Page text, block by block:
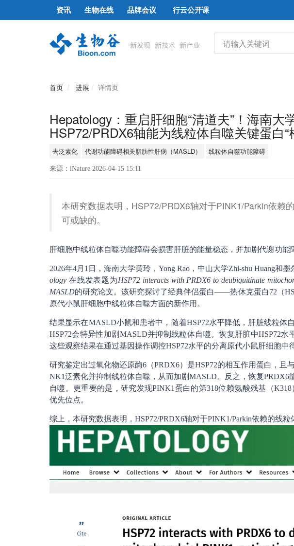
资讯 生物在线 品牌会议 行云公开课
首页 进展 详情页
Hepatology：重启肝细胞“清道夫”！海南大
HSP72/PRDX6轴能为线粒体自噬关键蛋白“
去泛素化 代谢功能障碍相关脂肪性肝病（MASLD） 线粒体自噬功能障碍
来源：iNature 2026-04-15 15:11
本研究数据表明，HSP72/PRDX6轴对于PINK1/Parkin依赖
可或缺的。
肝细胞中线粒体自噬功能障碍会损害肝脏的能量稳态，并加剧代谢功能
2026年4月1日，海南大学黄玲，Yong Rao，中山大学Zhi-shu Huang和
ology 在线发表题为HSP72 interacts with PRDX6 to deubiquitinate
MASLD的研究论文。该研究探讨了经典伴侣蛋白——热休克蛋白72（
原代小鼠肝细胞中线粒体自噬方面的新作用。
结果显示在MASLD小鼠和患者中，随着HSP72水平降低，肝脏线粒体
HSP72会特异性加剧MASLD并抑制线粒体自噬。恢复肝脏中HSP72水
这些观察结果在通过基因操作调控HSP72水平的分离原代小鼠肝细胞中
研究鉴定出过氧化物还原酶6（PRDX6）是HSP72的相互作用蛋白，且
NK1泛素化并抑制线粒体自噬，从而加剧MASLD。反之，恢复PRDX6
自噬。更重要的是，研究发现PINK1蛋白的第318位赖氨酸残基（
优先位点。
综上，本研究数据表明，HSP72/PRDX6轴对于PINK1/Parkin依赖的线